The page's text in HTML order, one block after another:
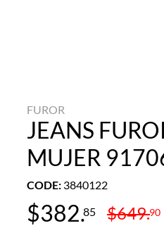
FUROR
JEANS
MUJER
CODE: 3840122
$382.85 $649.90